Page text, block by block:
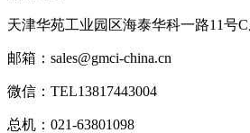
天津华苑工业园区海泰华科一路11号C
邮箱：sales@gmci-china.cn
微信：TEL13817443004
总机：021-63801098